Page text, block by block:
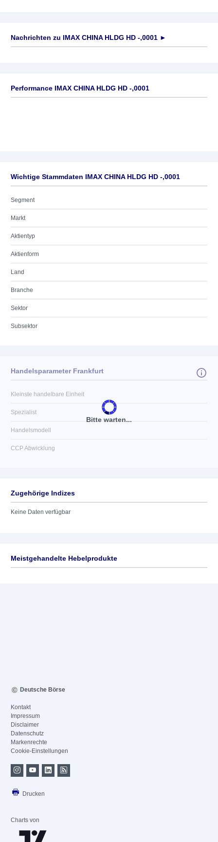
Nachrichten zu IMAX CHINA HLDG HD -,0001 ►
Performance IMAX CHINA HLDG HD -,0001
Wichtige Stammdaten IMAX CHINA HLDG HD -,0001
Segment
Markt
Aktientyp
Aktienform
Land
Branche
Sektor
Subsektor
Bitte warten...
Handelsparameter Frankfurt
Kleinste handelbare Einheit
Spezialist
Handelsmodell
CCP Abwicklung
Zugehörige Indizes
Keine Daten verfügbar
Meistgehandelte Hebelprodukte
Deutsche Börse
Kontakt
Impressum
Disclaimer
Datenschutz
Markenrechte
Cookie-Einstellungen
Drucken
Charts von